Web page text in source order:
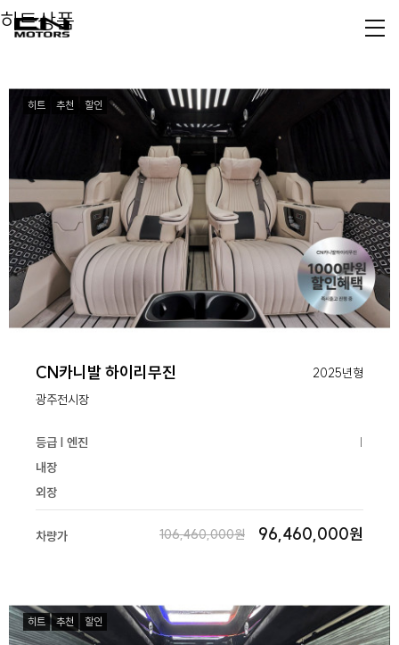
히트상품
히트 추천 할인
CN카니발 하이리무진
2025년형
광주전시장
등급 | 엔진
내장
외장
차량가 106,460,000원 96,460,000원
히트 추천 할인